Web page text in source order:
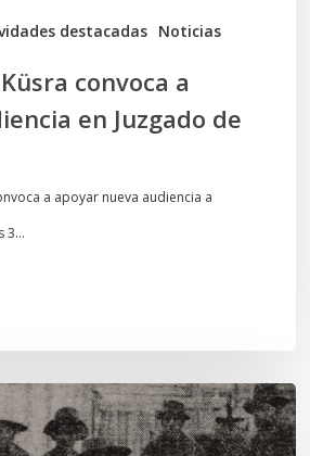
destacadas Noticias
convoca a
en Juzgado de
a apoyar nueva audiencia a
3…